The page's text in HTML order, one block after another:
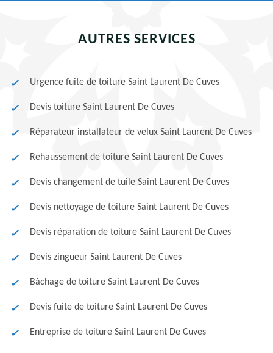
AUTRES SERVICES
Urgence fuite de toiture Saint Laurent De Cuves
Devis toiture Saint Laurent De Cuves
Réparateur installateur de velux Saint Laurent De Cuves
Rehaussement de toiture Saint Laurent De Cuves
Devis changement de tuile Saint Laurent De Cuves
Devis nettoyage de toiture Saint Laurent De Cuves
Devis réparation de toiture Saint Laurent De Cuves
Devis zingueur Saint Laurent De Cuves
Bâchage de toiture Saint Laurent De Cuves
Devis fuite de toiture Saint Laurent De Cuves
Entreprise de toiture Saint Laurent De Cuves